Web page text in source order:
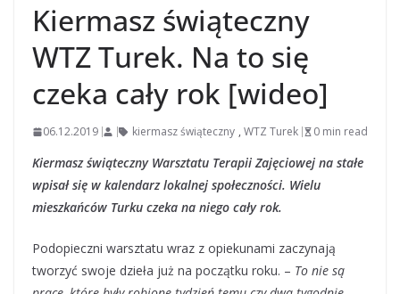
Kiermasz świąteczny
WTZ Turek. Na to się
czeka cały rok [wideo]
06.12.2019 kiermasz świąteczny , WTZ Turek 0 min read
Kiermasz świąteczny Warsztatu Terapii Zajęciowej na stałe
wpisał się w kalendarz lokalnej społeczności. Wielu
mieszkańców Turku czeka na niego cały rok.
Podopieczni warsztatu wraz z opiekunami zaczynają
tworzyć swoje dzieła już na początku roku. – To nie są